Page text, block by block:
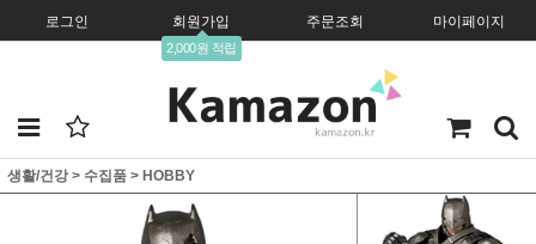
로그인 회원가입
2,000원 적립
주문조회 마이페이지
생활/건강> 수집품 > HOBBY